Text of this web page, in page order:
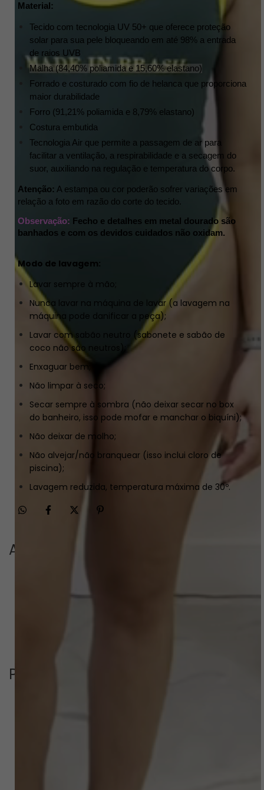
Material:
Tecido com tecnologia UV 50+ que oferece proteção
solar para sua pele bloqueando em até 98% a entrada
de raios UVB
Malha (84,40% poliamida e 15,60% elastano)
Forrado e costurado com fio de helanca que proporciona
maior durabilidade
Forro (91,21% poliamida e 8,79% elastano)
Costura embutida
Tecnologia Air que permite a passagem de ar para
facilitar a ventilação, a respirabilidade e a secagem do
suor, auxiliando na regulação e temperatura do corpo.
Atenção: A estampa ou cor poderão sofrer variações em
relação a foto em razão do corte do tecido.
Observação: Fecho e detalhes em metal dourado são
banhados e com os devidos cuidados não oxidam.
Modo de lavagem:
Lavar sempre à mão;
Nunca lavar na máquina de lavar (a lavagem na
máquina pode danificar a peça);
Lavar com sabão neutro (sabonete e sabão de
coco não são neutros);
Enxaguar bem;
Não limpar à seco;
Secar sempre à sombra (não deixar secar no box
do banheiro, isso pode mofar e manchar o biquíni);
Não deixar de molho;
Não alvejar/não branquear (isso inclui cloro de
piscina);
Lavagem reduzida, temperatura máxima de 30º.
Avaliações
Perguntas & respostas